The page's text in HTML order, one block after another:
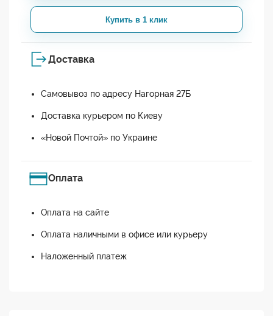
Купить в 1 клик
Доставка
Самовывоз по адресу Нагорная 27Б
Доставка курьером по Киеву
«Новой Почтой» по Украине
Оплата
Оплата на сайте
Оплата наличными в офисе или курьеру
Наложенный платеж